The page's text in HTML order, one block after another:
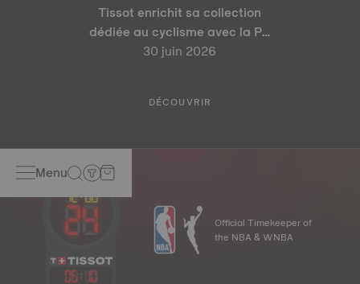
Tissot enrichit sa collection
dédiée au cyclisme avec la PR
100 Tour de France 2026 Édition
30 juin 2026
DÉCOUVRIR
Menu
05: 10
Official Timekeeper of
the NBA & WNBA